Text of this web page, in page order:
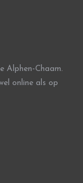
Alphen-Chaam.
online als op